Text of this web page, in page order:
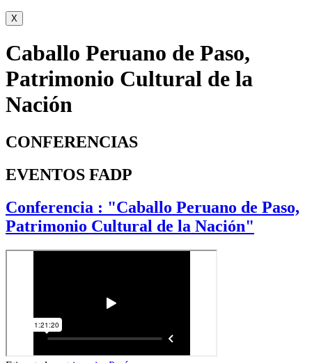
X
Caballo Peruano de Paso,
Patrimonio Cultural de la
Nación
CONFERENCIAS
EVENTOS FADP
Conferencia : "Caballo Peruano de Paso,
Patrimonio Cultural de la Nación"